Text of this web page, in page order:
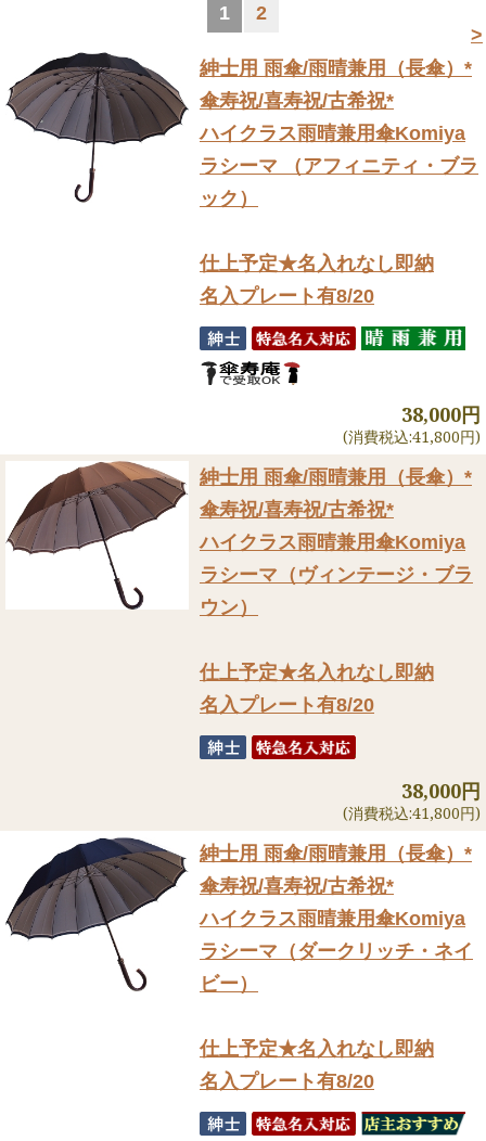
>
1 2
紳士用 雨傘/雨晴兼用（長傘） *
傘寿祝/喜寿祝/古希祝*
ハイクラス雨晴兼用傘Komiya
ラシーマ （アフィニティ・ブラ
ック）
仕上予定★名入れなし即納
名入プレート有8/20
38,000円
(消費税込:41,800円)
紳士用 雨傘/雨晴兼用（長傘） *
傘寿祝/喜寿祝/古希祝*
ハイクラス雨晴兼用傘Komiya
ラシーマ（ヴィンテージ・ブラ
ウン）
仕上予定★名入れなし即納
名入プレート有8/20
38,000円
(消費税込:41,800円)
紳士用 雨傘/雨晴兼用（長傘） *
傘寿祝/喜寿祝/古希祝*
ハイクラス雨晴兼用傘Komiya
ラシーマ（ダークリッチ・ネイ
ビー）
仕上予定★名入れなし即納
名入プレート有8/20